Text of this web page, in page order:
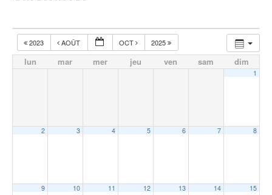
2023 AOÛT OCT 2025
lun mar mer jeu ven sam dim
1
2 3 4 5 6 7 8
9 10 11 12 13 14 15